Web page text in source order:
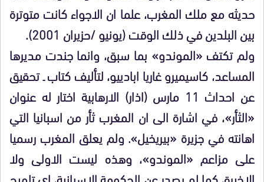
حديثه مع ملك المغرب، علما ان الاجواء كانت متوترة
بين البلدين في ذلك الوقت (يونيو /حزيران 2001).
ولم تكتف «الموندو» بما سبق، وانما جندت مديرها
المساعد، كاسيميرو غاريا ابادييو، لتأليف كتاب ـ تحقيق
عن احداث 11 مارس (اذار) الارهابية اختار له عنوان
«الثأر»، في اشارة الى ان المغرب ثأر من اسبانيا التي
اهانته في جزيرة «بيريخيل». ولم يعلق المغرب رسميا
على مزاعم «الموندو»، وهذه ليست الاولى ولا